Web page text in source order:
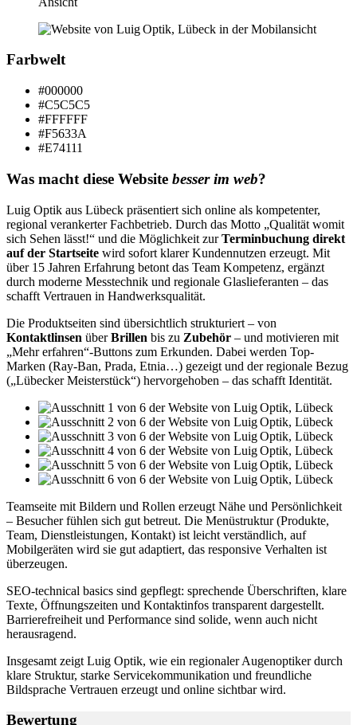
Farbwelt
#000000
#C5C5C5
#FFFFFF
#F5633A
#E74111
Was macht diese Website besser im web?
Luig Optik aus Lübeck präsentiert sich online als kompetenter,
regional verankerter Fachbetrieb. Durch das Motto „Qualität womit
sich Sehen lässt!“ und die Möglichkeit zurTerminbuchung direkt
auf der Startseite wird sofort klarer Kundennutzen erzeugt. Mit
über 15 Jahren Erfahrung betont das Team Kompetenz, ergänzt
durch moderne Messtechnik und regionale Glaslieferanten – das
schafft Vertrauen in Handwerksqualität.
Die Produktseiten sind übersichtlich strukturiert – von
Kontaktlinsen überBrillen bis zu Zubehör – und motivieren mit
„Mehr erfahren“-Buttons zum Erkunden. Dabei werden Top-
Marken (Ray‑Ban, Prada, Etnia…) gezeigt und der regionale Bezug
(„Lübecker Meisterstück“) hervorgehoben – das schafft Identität.
Teamseite mit Bildern und Rollen erzeugt Nähe und Persönlichkeit
– Besucher fühlen sich gut betreut. Die Menüstruktur (Produkte,
Team, Dienstleistungen, Kontakt) ist leicht verständlich, auf
Mobilgeräten wird sie gut adaptiert, das responsive Verhalten ist
überzeugen.
SEO‑technical basics sind gepflegt: sprechende Überschriften, klare
Texte, Öffnungszeiten und Kontaktinfos transparent dargestellt.
Barrierefreiheit und Performance sind solide, wenn auch nicht
herausragend.
Insgesamt zeigt Luig Optik, wie ein regionaler Augenoptiker durch
klare Struktur, starke Servicekommunikation und freundliche
Bildsprache Vertrauen erzeugt und online sichtbar wird.
Bewertung